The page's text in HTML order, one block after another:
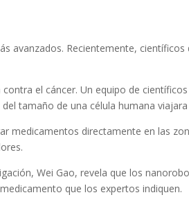
avanzados. Recientemente,
el cáncer. Un equipo de
tamaño de una célula humana
medicamentos directamente en las
Wei Gao, revela que los
que los expertos indiquen.